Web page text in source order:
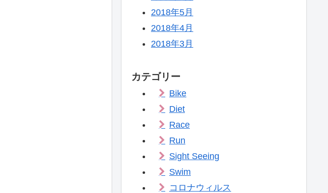
2018年5月
2018年4月
2018年3月
カテゴリー
Bike
Diet
Race
Run
Sight Seeing
Swim
コロナウィルス